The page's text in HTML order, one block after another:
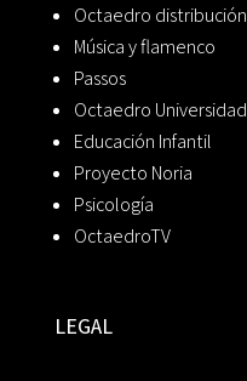
Octaedro distribución
Música y flamenco
Passos
Octaedro Universidad
Educación Infantil
Proyecto Noria
Psicología
OctaedroTV
LEGAL